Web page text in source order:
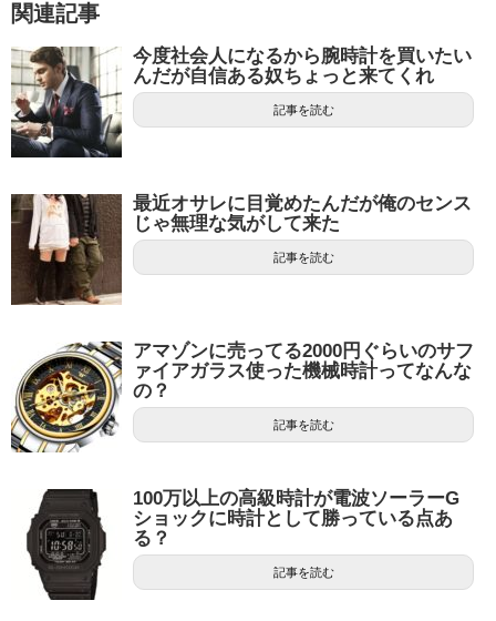
関連記事
今度社会人になるから腕時計を買いたい
んだが自信ある奴ちょっと来てくれ
記事を読む
最近オサレに目覚めたんだが俺のセンス
じゃ無理な気がして来た
記事を読む
アマゾンに売ってる2000円ぐらいのサフ
ァイアガラス使った機械時計ってなんな
の？
記事を読む
100万以上の高級時計が電波ソーラーG
ショックに時計として勝っている点あ
る？
記事を読む